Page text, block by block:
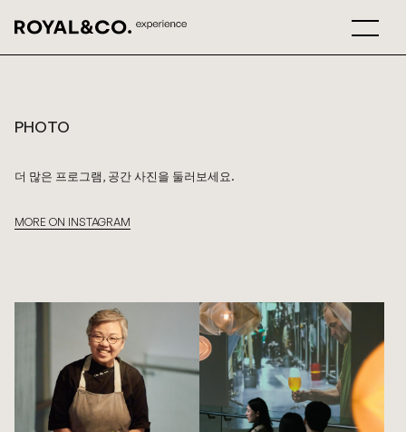
PHOTO
더 많은 프로그램, 공간 사진을 둘러보세요.
MORE ON INSTAGRAM